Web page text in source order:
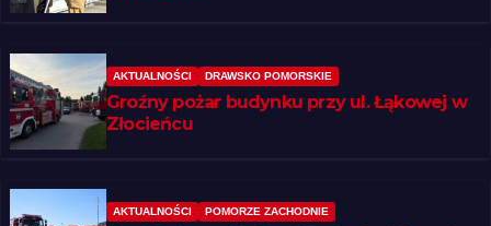
AKTUALNOŚCI DRAWSKO POMORSKIE
Groźny pożar budynku przy ul. Łąkowej w
Złocieńcu
AKTUALNOŚCI POMORZE ZACHODNIE